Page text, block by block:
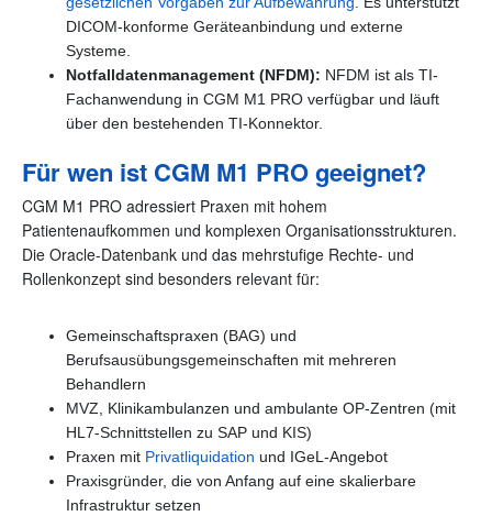
DICOM-konforme Geräteanbindung und externe
Systeme.
Notfalldatenmanagement (NFDM): NFDM ist als TI-
Fachanwendung in CGM M1 PRO verfügbar und läuft
über den bestehenden TI-Konnektor.
Für wen ist CGM M1 PRO geeignet?
CGM M1 PRO adressiert Praxen mit hohem
Patientenaufkommen und komplexen Organisationsstrukturen.
Die Oracle-Datenbank und das mehrstufige Rechte- und
Rollenkonzept sind besonders relevant für:
Gemeinschaftspraxen (BAG) und
Berufsausübungsgemeinschaften mit mehreren
Behandlern
MVZ, Klinikambulanzen und ambulante OP-Zentren (mit
HL7-Schnittstellen zu SAP und KIS)
Praxen mit Privatliquidation und IGeL-Angebot
Praxisgründer, die von Anfang auf eine skalierbare
Infrastruktur setzen